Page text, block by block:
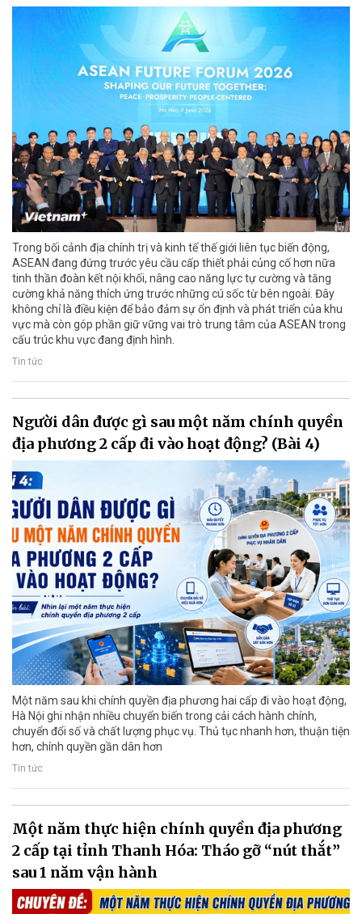
Trong bối cảnh địa chính trị và kinh tế thế giới liên tục biến động,
ASEAN đang đứng trước yêu cầu cấp thiết phải củng cố hơn nữa
tinh thần đoàn kết nội khối, nâng cao năng lực tự cường và tăng
cường khả năng thích ứng trước những cú sốc từ bên ngoài. Đây
không chỉ là điều kiện để bảo đảm sự ổn định và phát triển của khu
vực mà còn góp phần giữ vững vai trò trung tâm của ASEAN trong
cấu trúc khu vực đang định hình.
Tin tức
Người dân được gì sau một năm chính quyền
địa phương 2 cấp đi vào hoạt động? (Bài 4)
Một năm sau khi chính quyền địa phương hai cấp đi vào hoạt động,
Hà Nội ghi nhận nhiều chuyển biến trong cải cách hành chính,
chuyển đổi số và chất lượng phục vụ. Thủ tục nhanh hơn, thuận tiện
hơn, chính quyền gần dân hơn
Tin tức
Một năm thực hiện chính quyền địa phương
2 cấp tại tỉnh Thanh Hóa: Tháo gỡ “nút thắt”
sau 1 năm vận hành